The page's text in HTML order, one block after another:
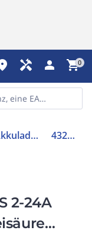
handyman person shopping_cart0
Akkuladegerät 4328986
2-24A